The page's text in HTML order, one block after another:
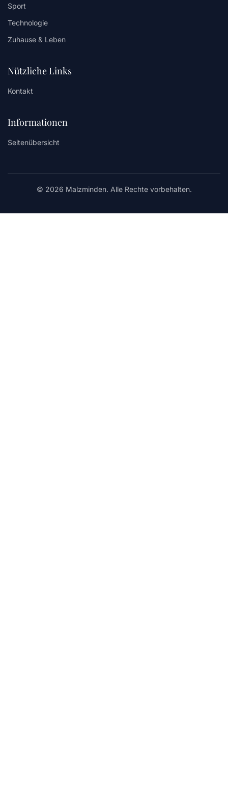
Sport
Technologie
Zuhause & Leben
Nützliche Links
Kontakt
Informationen
Seitenübersicht
© 2026 Malzminden. Alle Rechte vorbehalten.